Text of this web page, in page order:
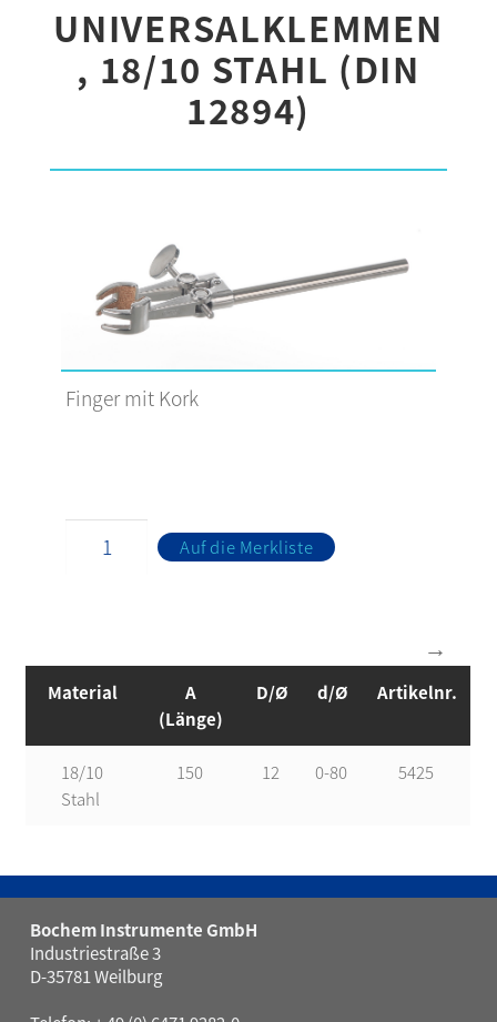
UNIVERSALKLEMMEN
, 18/10 STAHL (DIN
12894)
Finger mit Kork
Auf die Merkliste
Material
A
(Länge)
D/Ø d/Ø Artikelnr.
18/10
Stahl
150 12 0-80 5425
Bochem Instrumente GmbH
Industriestraße 3
D-35781 Weilburg